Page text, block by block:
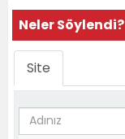
Neler Söylendi?
Site